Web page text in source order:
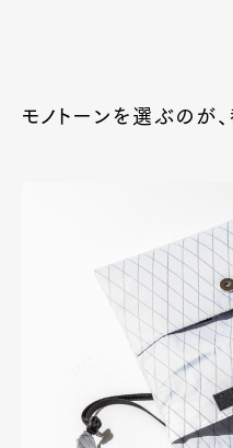
モノトーンを選ぶのが